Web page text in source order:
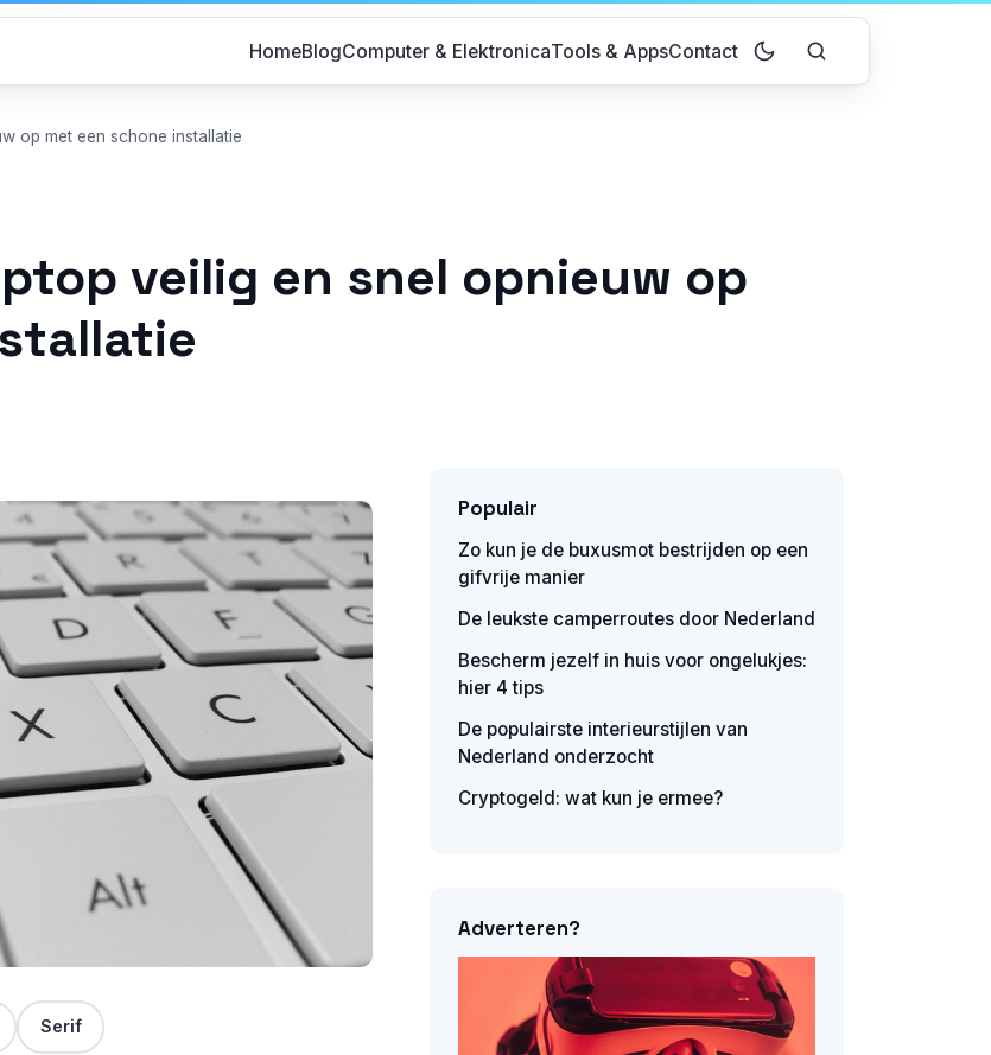
HomeBlogComputer & ElektronicaTools & AppsContact
op met een schone installatie
veilig en snel opnieuw op
Serif
Populair
Zo kun je de buxusmot bestrijden op een
gifvrije manier
De leukste camperroutes door Nederland
Bescherm jezelf in huis voor ongelukjes:
hier 4 tips
De populairste interieurstijlen van
Nederland onderzocht
Cryptogeld: wat kun je ermee?
Adverteren?